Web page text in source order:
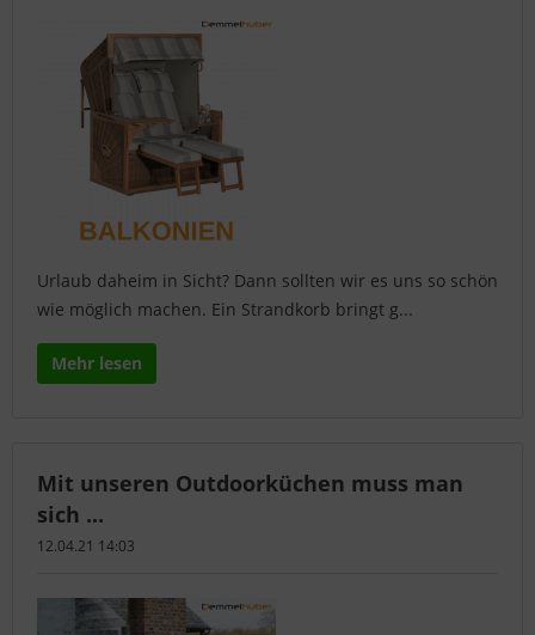
Urlaub daheim in Sicht? Dann sollten wir es uns so schön
wie möglich machen. Ein Strandkorb bringt g...
Mehr lesen
Mit unseren Outdoorküchen muss man
sich ...
12.04.21 14:03